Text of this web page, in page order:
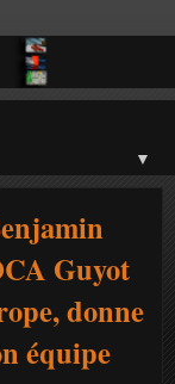
▼
Guyot
donne
équipe